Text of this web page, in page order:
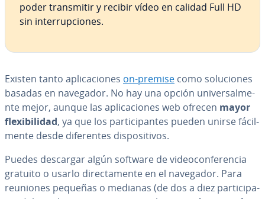
poder tra­n­s­mi­tir y recibir vídeo en calidad Full HD
sin in­te­rru­p­cio­nes.
Existen tanto apli­ca­cio­nes on-premise como so­lu­cio­nes
basadas en navegador. No hay una opción uni­ve­r­sa­l­me­
n­te mejor, aunque las apli­ca­cio­nes web ofrecen mayor
fle­xi­bi­li­dad, ya que los pa­r­ti­ci­pa­n­tes pueden unirse fá­ci­l­
me­n­te desde di­fe­re­n­tes di­s­po­si­ti­vos.
Puedes descargar algún software de vi­deo­co­n­fe­re­n­cia
gratuito o usarlo di­re­c­ta­me­n­te en el navegador. Para
reuniones pequeñas o medianas (de dos a diez pa­r­ti­ci­pa­